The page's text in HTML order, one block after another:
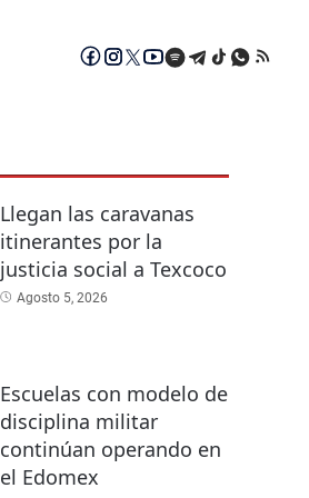
Llegan las caravanas
itinerantes por la
justicia social a Texcoco
Agosto 5, 2026
Escuelas con modelo de
disciplina militar
continúan operando en
el Edomex